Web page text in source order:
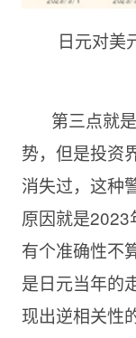
日元对美
第三点就
势，但是投资
消失过，这种
原因就是2023
有个准确性不
是日元当年的
现出逆相关性